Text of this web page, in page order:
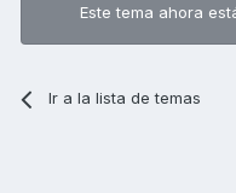
Este tema ahora
Ir a la lista de temas